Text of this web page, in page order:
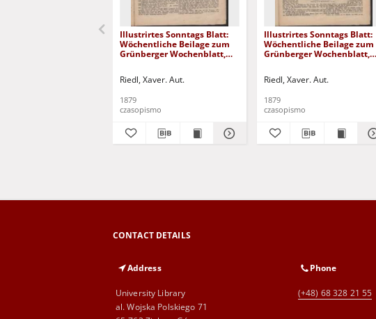
Illustrirtes Sonntags Blatt:
Wöchentliche Beilage zum
Grünberger Wochenblatt,
Riedl, Xaver. Aut.
1879
czasopismo
Illustrirtes Sonntags Blatt:
Wöchentliche Beilage zum
Grünberger Wochenblatt,
Riedl, Xaver. Aut.
1879
czasopismo
CONTACT DETAILS
Address
University Library
al. Wojska Polskiego 71
Phone
(+48) 68 328 21 55